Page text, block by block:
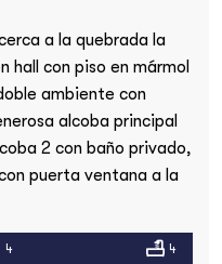
a la quebrada la
hall con piso en mármol
ambiente con
alcoba principal
2 con baño privado,
puerta ventana a la
4 4